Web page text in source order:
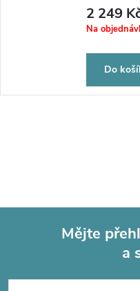
2 249
Na
Do
Mějte
a